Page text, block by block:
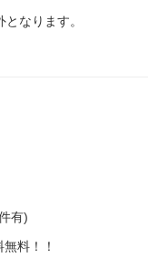
なります。
有)
料！！